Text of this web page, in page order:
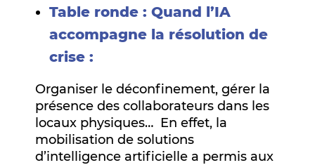
Table ronde : Quand l’IA
accompagne la résolution de
crise :
Organiser le déconfinement, gérer la
présence des collaborateurs dans les
locaux physiques… En effet, la
mobilisation de solutions
d’intelligence artificielle a permis aux